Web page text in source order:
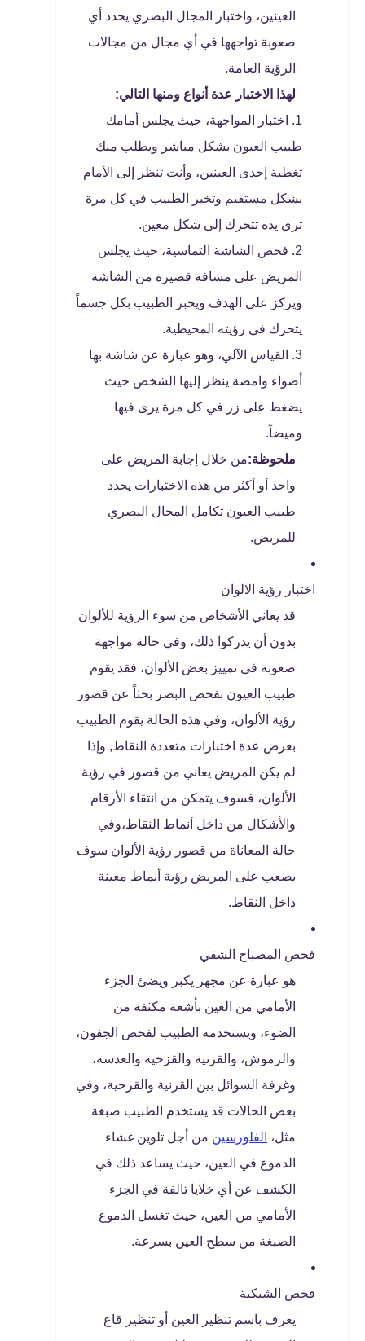
العينين، واختبار المجال البصري يحدد أي
صعوبة تواجهها في أي مجال من مجالات
الرؤية العامة.
لهذا الاختبار عدة أنواع ومنها التالي:
اختبار المواجهة، حيث يجلس أمامك
طبيب العيون بشكل مباشر ويطلب منك
تغطية إحدى العينين، وأنت تنظر إلى الأمام
بشكل مستقيم وتخبر الطبيب في كل مرة
ترى يده تتحرك إلى شكل معين.
فحص الشاشة التماسية، حيث يجلس
المريض على مسافة قصيرة من الشاشة
ويركز على الهدف ويخبر الطبيب بكل جسماً
يتحرك في رؤيته المحيطية.
القياس الآلي، وهو عبارة عن شاشة بها
أضواء وامضة ينظر إليها الشخص حيث
يضغط على زر في كل مرة يرى فيها
وميضاً.
ملحوظة:من خلال إجابة المريض على
واحد أو أكثر من هذه الاختبارات يحدد
طبيب العيون تكامل المجال البصري
للمريض.
اختبار رؤية الالوان
قد يعاني الأشخاص من سوء الرؤية للألوان
بدون أن يدركوا ذلك، وفي حالة مواجهة
صعوبة في تمييز بعض الألوان، فقد يقوم
طبيب العيون بفحص البصر بحثاً عن قصور
رؤية الألوان، وفي هذه الحالة يقوم الطبيب
بعرض عدة اختبارات متعددة النقاط, وإذا
لم يكن المريض يعاني من قصور في رؤية
الألوان، فسوف يتمكن من انتقاء الأرقام
والأشكال من داخل أنماط النقاط،وفي
حالة المعاناة من قصور رؤية الألوان سوف
يصعب على المريض رؤية أنماط معينة
داخل النقاط.
فحص المصباح الشقي
هو عبارة عن مجهر يكبر ويضئ الجزء
الأمامي من العين بأشعة مكثفة من
الضوء، ويستخدمه الطبيب لفحص الجفون،
والرموش، والقرنية والقزحية والعدسة،
وغرفة السوائل بين القرنية والقزحية، وفي
بعض الحالات قد يستخدم الطبيب صبغة
مثل، الفلورسين من أجل تلوين غشاء
الدموع في العين، حيث يساعد ذلك في
الكشف عن أي خلايا تالفة في الجزء
الأمامي من العين، حيث تغسل الدموع
الصبغة من سطح العين بسرعة.
فحص الشبكية
يعرف باسم تنظير العين أو تنظير قاع